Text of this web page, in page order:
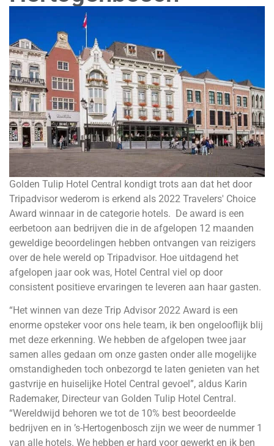
Golden Tulip Hotel Central kondigt trots aan dat het door
Tripadvisor wederom is erkend als 2022 Travelers' Choice
Award winnaar in de categorie hotels. De award is een
eerbetoon aan bedrijven die in de afgelopen 12 maanden
geweldige beoordelingen hebben ontvangen van reizigers
over de hele wereld op Tripadvisor. Hoe uitdagend het
afgelopen jaar ook was, Hotel Central viel op door
consistent positieve ervaringen te leveren aan haar gasten.
“Het winnen van deze Trip Advisor 2022 Award is een
enorme opsteker voor ons hele team, ik ben ongelooflijk blij
met deze erkenning. We hebben de afgelopen twee jaar
samen alles gedaan om onze gasten onder alle mogelijke
omstandigheden toch onbezorgd te laten genieten van het
gastvrije en huiselijke Hotel Central gevoel”, aldus Karin
Rademaker, Directeur van Golden Tulip Hotel Central .
“Wereldwijd behoren we tot de 10% best beoordeelde
bedrijven en in ’s-Hertogenbosch zijn we weer de nummer 1
van alle hotels. We hebben er hard voor gewerkt en ik ben